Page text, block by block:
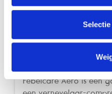
Febelcare Aero
Kit kinderen
Febelcare Aero is een